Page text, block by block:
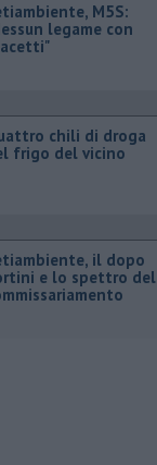
M5S:
legame con
chili di droga
frigo del vicino
il dopo
e lo spettro del